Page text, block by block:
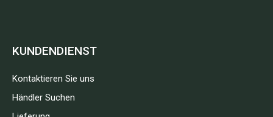
KUNDENDIENST
Kontaktieren Sie uns
Händler Suchen